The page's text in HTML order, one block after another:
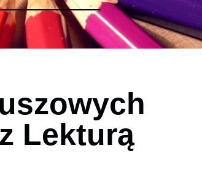
Lekturą